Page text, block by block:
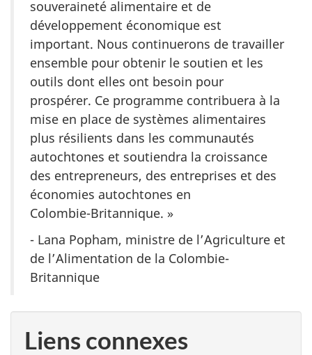
souveraineté alimentaire et de
développement économique est
important. Nous continuerons de travailler
ensemble pour obtenir le soutien et les
outils dont elles ont besoin pour
prospérer. Ce programme contribuera à la
mise en place de systèmes alimentaires
plus résilients dans les communautés
autochtones et soutiendra la croissance
des entrepreneurs, des entreprises et des
économies autochtones en
Colombie-Britannique. »
- Lana Popham, ministre de l’Agriculture et
de l’Alimentation de la Colombie-
Britannique
Liens connexes